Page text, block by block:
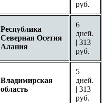
руб.
Республика
Северная Осетия
Алания
6
дней.
| 313
руб.
Владимирская
область
5
дней.
| 313
руб.